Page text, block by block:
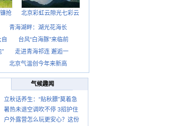
抢 北京彩虹云隙光七彩云
青海湖畔：湖光花海长
台风“白海豚”来临前
走进青海祁连 邂逅一
北京气温创今年来新高
气候趣闻
立秋话养生：“贴秋膘”莫着急
先清暑再防燥
暑热未退空调吹不停 3招护住
肩颈不酸痛
户外露营怎么玩更安心？这份